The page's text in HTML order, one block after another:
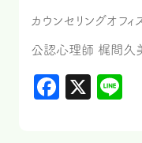
カウンセリングオフ
公認心理師 梶間久
X